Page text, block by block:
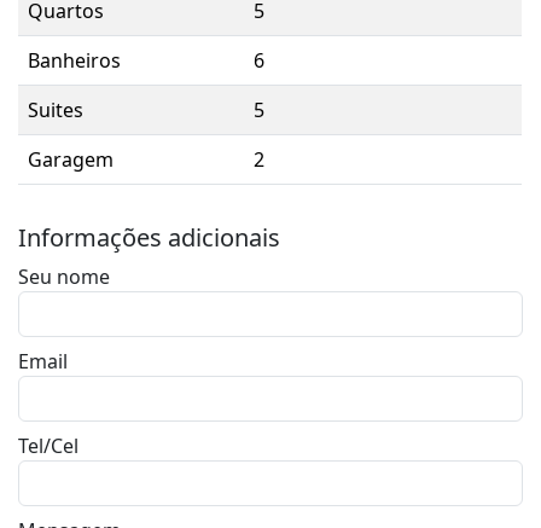
Quartos
5
Banheiros
6
Suites
5
Garagem
2
Informações adicionais
Seu nome
Email
Tel/Cel